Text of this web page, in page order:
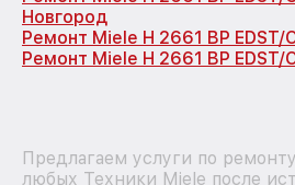
Новгород
Ремонт Miele H 2661 BP EDST/
Ремонт Miele H 2661 BP EDST/
Предлагаем услуги по
любых Техники Miele после